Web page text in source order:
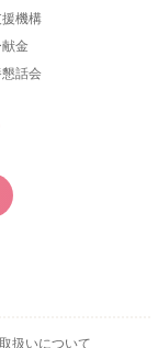
機構
金
話会
扱いについて